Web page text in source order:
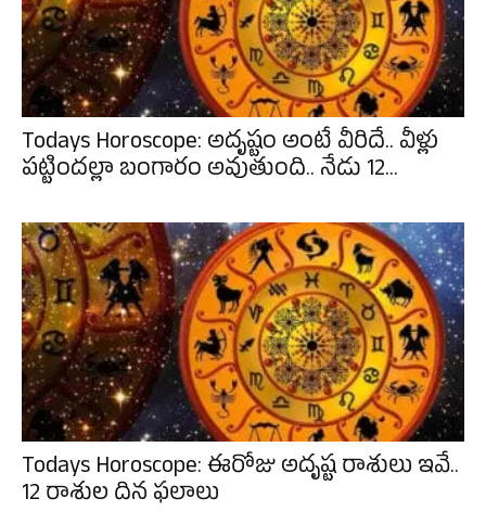
Todays Horoscope: అదృష్టం అంటే వీరిదే.. వీళ్లు
పట్టిందల్లా బంగారం అవుతుంది.. నేడు 12...
Todays Horoscope: ఈరోజు అదృష్ట రాశులు ఇవే..
12 రాశుల దిన ఫలాలు